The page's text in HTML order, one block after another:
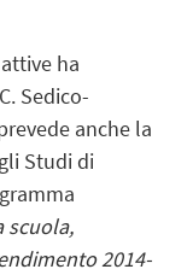
ha
Sedico-
anche la
Studi di
scuola,
2014-